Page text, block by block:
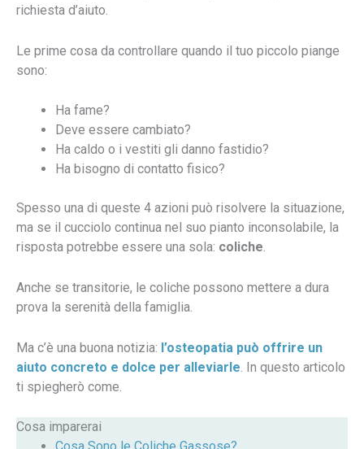
richiesta d’aiuto.
Le prime cosa da controllare quando il tuo piccolo piange
sono:
Ha fame?
Deve essere cambiato?
Ha caldo o i vestiti gli danno fastidio?
Ha bisogno di contatto fisico?
Spesso una di queste 4 azioni può risolvere la situazione,
ma se il cucciolo continua nel suo pianto inconsolabile, la
risposta potrebbe essere una sola: coliche.
Anche se transitorie, le coliche possono mettere a dura
prova la serenità della famiglia.
Ma c’è una buona notizia: l’osteopatia può offrire un
aiuto concreto e dolce per alleviarle . In questo articolo
ti spiegherò come.
Cosa imparerai